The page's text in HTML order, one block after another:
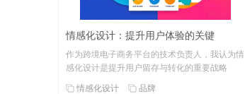
情感化设计：提升用户体验的关键
作为跨境电子商务平台的技术负责人，我认为情
感化设计是提升用户留存与转化的重要战略
情感化设计
品牌